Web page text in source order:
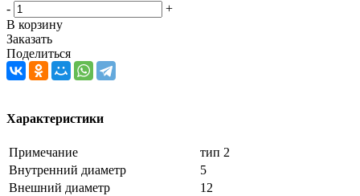
-
+
В корзину
Заказать
Поделиться
Характеристики
Примечание
тип 2
Внутренний диаметр
5
Внешний диаметр
12